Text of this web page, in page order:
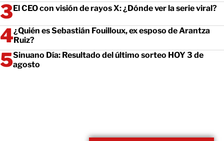
El CEO con visión de rayos X: ¿Dónde ver la serie viral?
¿Quién es Sebastián Fouilloux, ex esposo de Arantza
Ruiz?
Sinuano Día: Resultado del último sorteo HOY 3 de
agosto